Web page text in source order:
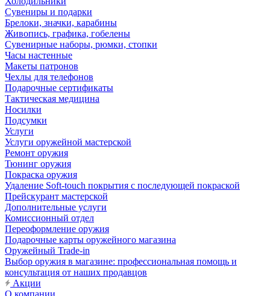
Сувениры и подарки
Брелоки, значки, карабины
Живопись, графика, гобелены
Сувенирные наборы, рюмки, стопки
Часы настенные
Макеты патронов
Чехлы для телефонов
Подарочные сертификаты
Тактическая медицина
Носилки
Подсумки
Услуги
Услуги оружейной мастерской
Ремонт оружия
Тюнинг оружия
Покраска оружия
Удаление Soft-touch покрытия с последующей покраской
Прейскурант мастерской
Дополнительные услуги
Комиссионный отдел
Переоформление оружия
Подарочные карты оружейного магазина
Оружейный Trade-in
Выбор оружия в магазине: профессиональная помощь и
консультация от наших продавцов
Акции
О компании